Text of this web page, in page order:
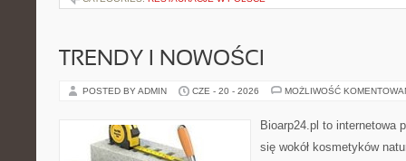
TRENDY I NOWOŚCI
POSTED BY ADMIN CZE - 20 - 2026 MOŻLIWOŚĆ
Bioarp24.pl to internetowa
się wokół kosmetyków